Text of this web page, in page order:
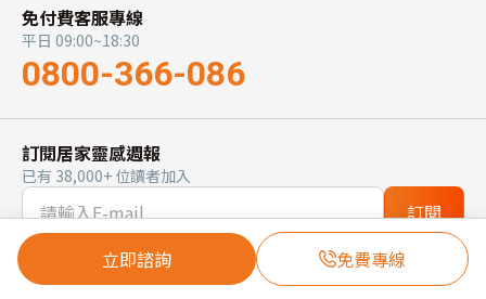
立即諮詢 免費專線
免付費客服專線
平日 09:00~18:30
0800-366-086
訂閱居家靈感週報
已有 38,000+ 位讀者加入
訂閱